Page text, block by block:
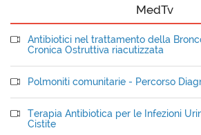
MedTv
Antibiotici nel trattamento della
Cronica Ostruttiva riacutizzata
Polmoniti comunitarie - Percorso
Terapia Antibiotica per le Infezioni
Cistite